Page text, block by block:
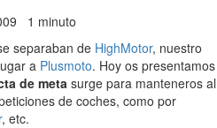
1 minuto
separaban de HighMotor, nuestro
a Plusmoto. Hoy os presentamos
de metasurge para manteneros al
de coches, como por
, etc.